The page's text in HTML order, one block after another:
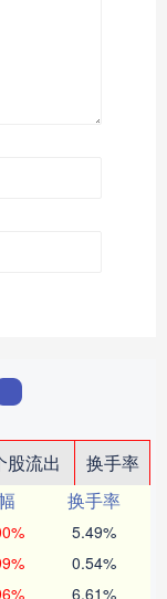
股流出
换手率
换手率
5.49%
0.54%
6.61%